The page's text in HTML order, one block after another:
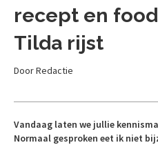
recept en
Tilda rijst
Door Redactie
Vandaag laten we jullie
Normaal gesproken eet ik niet